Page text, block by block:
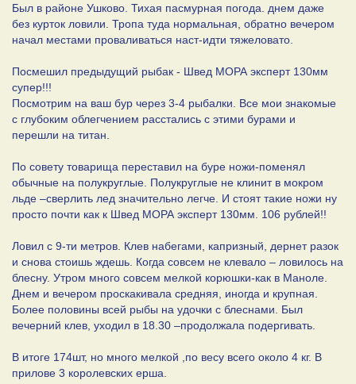
Был в районе Ушково. Тихая пасмурная погода. днем даже
без курток ловили. Тропа туда нормальная, обратно вечером
начал местами проваливаться наст-идти тяжеловато.
Посмешил предыдущий рыбак - Швед МОРА эксперт 130мм
супер!!!
Посмотрим на ваш бур через 3-4 рыбалки. Все мои знакомые
с глубоким облегчением расстались с этими бурами и
перешли на титан.
По совету товарища переставил на буре ножи-поменял
обычные на полукруглые. Полукруглые не клинит в мокром
льде –сверлить лед значительно легче. И стоят такие ножи ну
просто почти как к Швед МОРА эксперт 130мм. 106 рублей!!
Ловил с 9-ти метров. Клев набегами, капризный, дернет разок
и снова стоишь ждешь. Когда совсем не клевало – ловилось на
блесну. Утром много совсем мелкой корюшки-как в Маноле.
Днем и вечером проскакивала средняя, иногда и крупная.
Более половины всей рыбы на удочки с блеснами. Был
вечерний клев, уходил в 18.30 –продолжала подергивать.
В итоге 174шт, но много мелкой ,по весу всего около 4 кг. В
прилове 3 королевских ерша.